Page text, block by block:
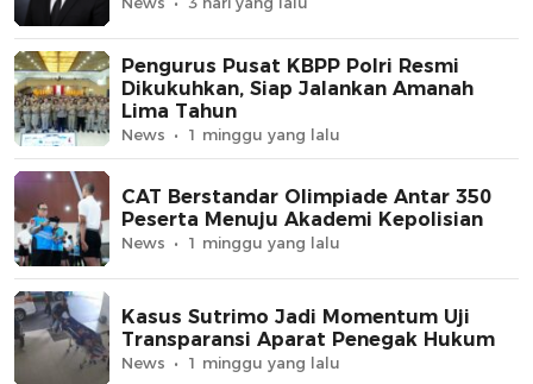
Pengurus Pusat KBPP Polri Resmi
Dikukuhkan, Siap Jalankan Amanah
Lima Tahun
News 1 minggu yang lalu
CAT Berstandar Olimpiade Antar 350
Peserta Menuju Akademi Kepolisian
News 1 minggu yang lalu
Kasus Sutrimo Jadi Momentum Uji
Transparansi Aparat Penegak Hukum
News 1 minggu yang lalu